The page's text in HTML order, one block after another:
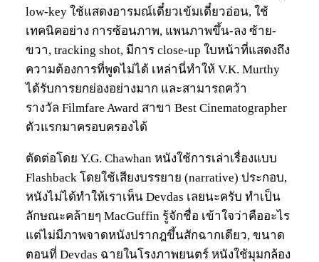
low-key ใช้แสดงอารมณ์เดี๋ยวเข้มเดี๋ยวอ่อน, ใช้
เทคนิคอย่าง การซ้อนภาพ, แพนภาพขึ้น-ลง ซ้าย-
ขวา, tracking shot, มีการ close-up ใบหน้าที่แสดงถึง
ความต้องการที่พูดไม่ได้ เหล่านี่ทำให้ V.K. Murthy
ได้รับการยกย่องอย่างมาก และสามารถคว้า
รางวัล Filmfare Award สาขา Best Cinematographer
ตัวแรกมาครอบครองได้
ตัดต่อโดย Y.G. Chawhan หนังใช้การเล่าเรื่องแบบ
Flashback โดยใช้เสียงบรรยาย (narrative) ประกอบ,
หนังไม่ได้ทำให้เราเห็น Devdas เลยนะครับ ทำเป็น
ลักษณะคล้ายๆ MacGuffin รู้จักชื่อ เข้าใจว่าคืออะไร
แต่ไม่มีภาพจาดหนังปรากฎขึ้นสักฉากเดียว, ขนาด
ตอนที่ Devdas ฉายในโรงภาพยนตร์ หนังใช้มุมกล้อง